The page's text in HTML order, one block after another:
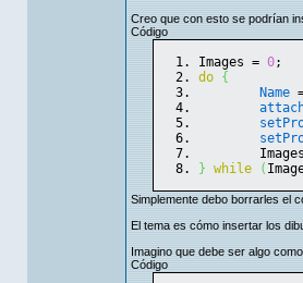
Creo que con esto se podrían
Código
Images = 0;
do {
Name
} while (
Simplemente debo borrarles el
El tema es cómo insertar los
Imagino que debe ser algo
Código